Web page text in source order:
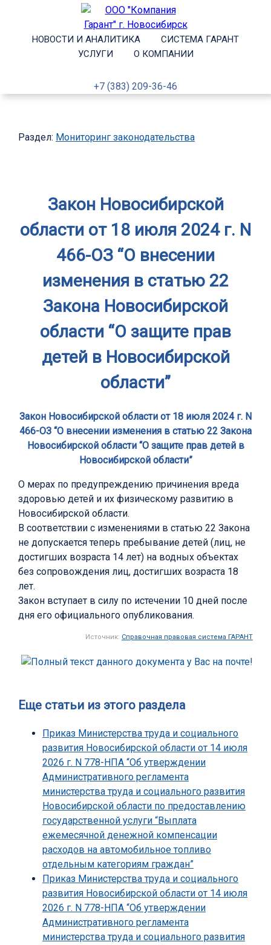
НОВОСТИ И АНАЛИТИКА
СИСТЕМА ГАРАНТ
УСЛУГИ
О КОМПАНИИ
+7 (383) 209-36-46
Раздел: Мониторинг законодательства
Закон Новосибирской
области от 18 июля 2024 г. N
466-ОЗ “О внесении
изменения в статью 22
Закона Новосибирской
области “О защите прав
детей в Новосибирской
области”
Закон Новосибирской области от 18 июля 2024 г. N
466-ОЗ “О внесении изменения в статью 22 Закона
Новосибирской области “О защите прав детей в
Новосибирской области”
О мерах по предупреждению причинения вреда
здоровью детей и их физическому развитию в
Новосибирской области.
В соответствии с изменениями в статью 22 Закона
не допускается теперь пребывание детей (лиц, не
достигших возраста 14 лет) на водных объектах
без сопровождения лиц, достигших возраста 18
лет.
Закон вступает в силу по истечении 10 дней после
дня его официального опубликования.
Источник: Справочная правовая система ГАРАНТ
Еще статьи из этого раздела
Приказ Министерства труда и социального
развития Новосибирской области от 14 июля
2026 г. N 778-НПА “Об утверждении
Административного регламента
министерства труда и социального развития
Новосибирской области по предоставлению
государственной услуги “Выплата
ежемесячной денежной компенсации
расходов на автомобильное топливо
отдельным категориям граждан”
Приказ Министерства труда и социального
развития Новосибирской области от 14 июля
2026 г. N 778-НПА “Об утверждении
Административного регламента
министерства труда и социального развития